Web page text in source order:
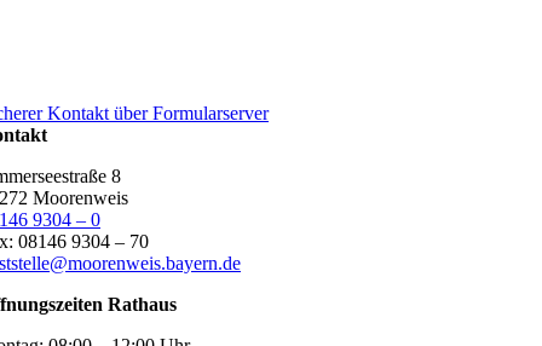
Kontakt über Formularserver
8
Moorenweis
9304 – 0
08146 9304 – 70
Rathaus